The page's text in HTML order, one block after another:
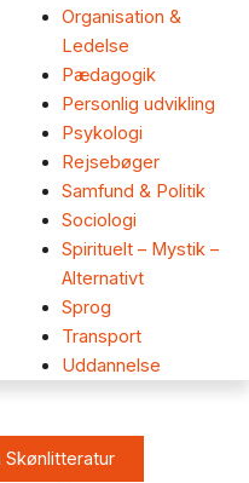
Organisation &
Ledelse
Pædagogik
Personlig udvikling
Psykologi
Rejsebøger
Samfund & Politik
Sociologi
Spirituelt – Mystik –
Alternativt
Sprog
Transport
Uddannelse
Skønlitteratur